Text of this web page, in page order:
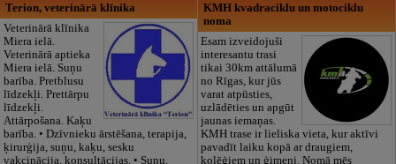
Terion, veterinārā klīnika
Veterinārā klīnika
Miera ielā.
Veterinārā aptieka
Miera ielā. Suņu
barība. Pretblusu
līdzekļi. Prettārpu
līdzekļi.
Attārpošana. Kaķu
barība. • Dzīvnieku ārstēšana, terapija,
ķirurģija, suņu, kaķu, sesku
vakcinācija, konsultācijas. • Suņu,
KMH kvadraciklu un motociklu
noma
Esam izveidojuši
interesantu trasi
tikai 30km attālumā
no Rīgas, kur jūs
varat atpūsties,
uzlādēties un apgūt
jaunas iemaņas.
KMH trase ir lieliska vieta, kur aktīvi
pavadīt laiku kopā ar draugiem,
kolēģiem un ģimeni. Nomā mēs